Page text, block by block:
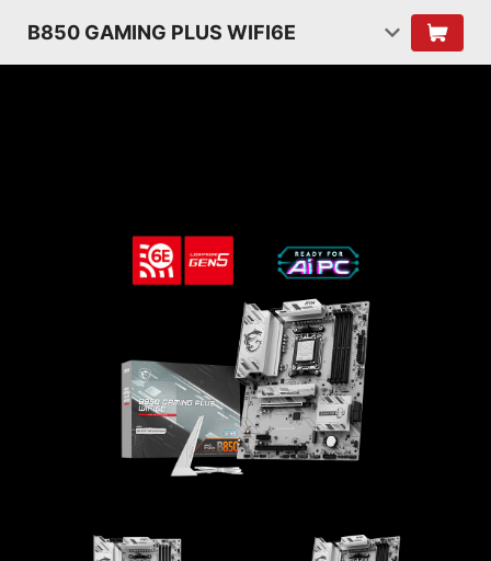
B850 GAMING PLUS WIFI6E